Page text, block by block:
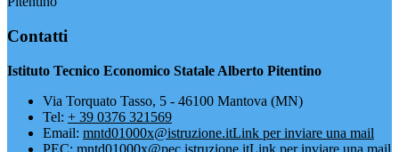
Contatti
Istituto Tecnico Economico Statale Alberto Pitentino
Via Torquato Tasso, 5 - 46100 Mantova (MN)
Tel: + 39 0376 321569
Email: mntd01000x@istruzione.itLink per inviare una mail
PEC: mntd01000x@pec.istruzione.itLink per inviare una mail